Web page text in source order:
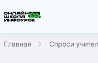
Главная Спроси